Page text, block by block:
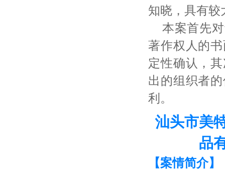
知晓，具有较
本案首先
著作权人的
定性确认，
出的组织者
利。
汕头市美
品
【案情简介】